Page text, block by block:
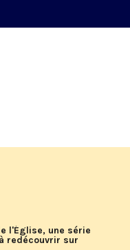
l'Église, une série
redécouvrir sur